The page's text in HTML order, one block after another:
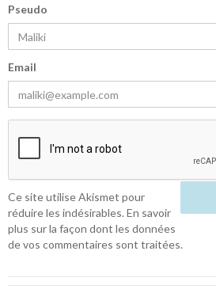
Pseudo
Email
Ce site utilise Akismet pour
réduire les indésirables.En savoir
plus sur la façon dont les données
de vos commentaires sont traitées.